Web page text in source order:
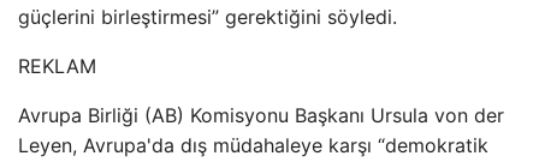
güçlerini birleştirmesi” gerektiğini söyledi.
REKLAM
Avrupa Birliği (AB) Komisyonu Başkanı Ursula von der
Leyen, Avrupa'da dış müdahaleye karşı “demokratik